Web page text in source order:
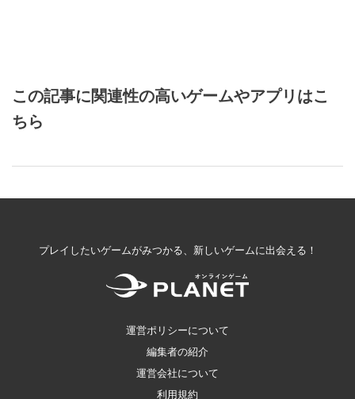
この記事に関連性の高いゲームやアプリはこ
ちら
プレイしたいゲームがみつかる、新しいゲームに出会える！
運営ポリシーについて
編集者の紹介
運営会社について
利用規約